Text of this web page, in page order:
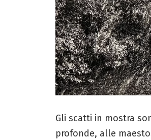
Gli scatti in mostra
profonde, alle